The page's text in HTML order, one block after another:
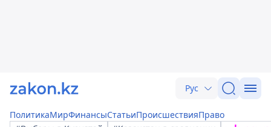
Рус
ПолитикаМирФинансыСтатьиПроисшествияПраво